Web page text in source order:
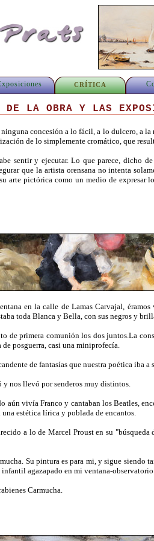
CRÍTICA
DE LA OBRA Y LAS
concesión a lo fácil, a lo dulcero, a
de lo simplemente cromático, que
sentir y ejecutar. Lo que parece, dicho
que la artista orensana no intenta
arte pictórica como un medio de expresar
en la calle de Lamas Carvajal,
toda Blanca y Bella, con sus negros y
de primera comunión los dos juntos.La
posguerra, casi una miniprofecía.
de fantasías que nuestra poética iba
nos llevó por senderos muy distintos.
aún vivía Franco y cantaban los Beatles,
estética lírica y poblada de encantos.
a lo de Marcel Proust en su
Su pintura es para mi, y sigue
agazapado en mi ventana-
Carmucha.